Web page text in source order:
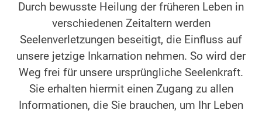
Durch bewusste Heilung der früheren Leben in
verschiedenen Zeitaltern werden
Seelenverletzungen beseitigt, die Einfluss auf
unsere jetzige Inkarnation nehmen. So wird der
Weg frei für unsere ursprüngliche Seelenkraft.
Sie erhalten hiermit einen Zugang zu allen
Informationen, die Sie brauchen, um Ihr Leben